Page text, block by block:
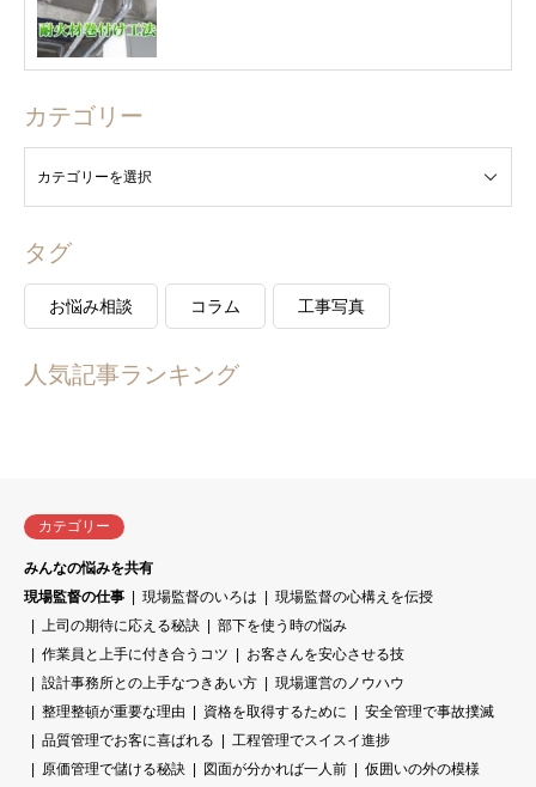
カテゴリー
タグ
お悩み相談 コラム 工事写真
人気記事ランキング
カテゴリー
みんなの悩みを共有
現場監督の仕事
現場監督のいろは
現場監督の心構えを伝授
上司の期待に応える秘訣
部下を使う時の悩み
作業員と上手に付き合うコツ
お客さんを安心させる技
設計事務所との上手なつきあい方
現場運営のノウハウ
整理整頓が重要な理由
資格を取得するために
安全管理で事故撲滅
品質管理でお客に喜ばれる
工程管理でスイスイ進捗
原価管理で儲ける秘訣
図面が分かれば一人前
仮囲いの外の模様